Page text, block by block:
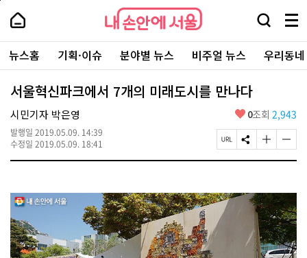
본
로
가
내
손
안
에
서
울
-
서
울
시
대
표
소
털
내
손
에
울
검
창
열
기
메
뉴
전
체
보
주
요
서
뉴스홈 기획·이슈 분야별 뉴스 비주얼 뉴스 우리동
서울혁신파크에서 7개의 미래도시를 만나다
시민기자 박은영
발행일 2019.05.09. 14:39
수정일 2019.05.09. 18:41
좋
요
0조회 2,943
페
이
R
L
S
N
유
하
기
글
자
크
게
변
경
하
기
글
자
작
게
변
경
하
기
페
상
단
로